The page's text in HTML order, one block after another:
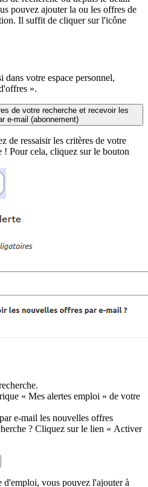
pouvez ajouter la ou les offres de
Il suffit de cliquer sur l'icône
dans votre espace personnel,
».
de votre recherche et recevoir les
e-mail (abonnement)
de ressaisir les critères de votre
! Pour cela, cliquez sur le bouton
« Mes alertes emploi » de votre
e-mail les nouvelles offres
? Cliquez sur le lien « Activer
vous pouvez l'ajouter à